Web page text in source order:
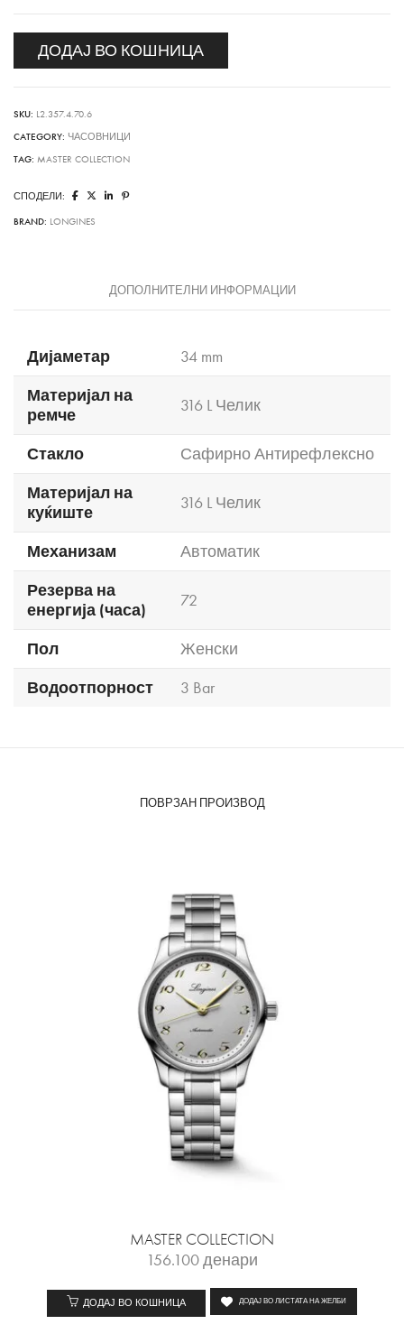
ДОДАЈ ВО КОШНИЦА
SKU: L2.357.4.70.6
CATEGORY: ЧАСОВНИЦИ
TAG: MASTER COLLECTION
СПОДЕЛИ:
BRAND: LONGINES
ДОПОЛНИТЕЛНИ ИНФОРМАЦИИ
Дијаметар
34 mm
Материјал на
ремче
316 L Челик
Стакло
Сафирно Антирефлексно
Материјал на
куќиште
316 L Челик
Механизам
Автоматик
Резерва на
енергија (часа)
72
Пол
Женски
Водоотпорност
3 Bar
ПОВРЗАН ПРОИЗВОД
MASTER COLLECTION
156.100денари
ДОДАЈ ВО КОШНИЦА ДОДАЈ ВО ЛИСТАТА НА ЖЕЛБИ